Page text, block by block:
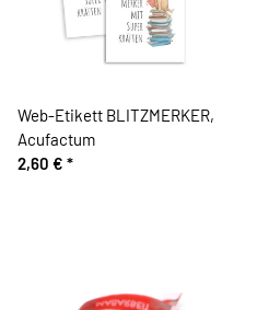
Web-Etikett BLITZMERKER,
Acufactum
2,60 € *